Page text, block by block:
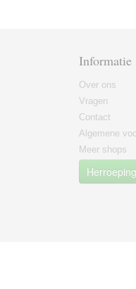
Informatie
Over ons
Vragen
Contact
Algemene
Meer shops
Herroeping